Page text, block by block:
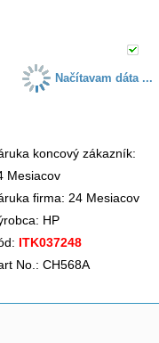
Načítavam dáta ...
koncový zákazník:
Mesiacov
firma: 24 Mesiacov
HP
ITK037248
No.: CH568A